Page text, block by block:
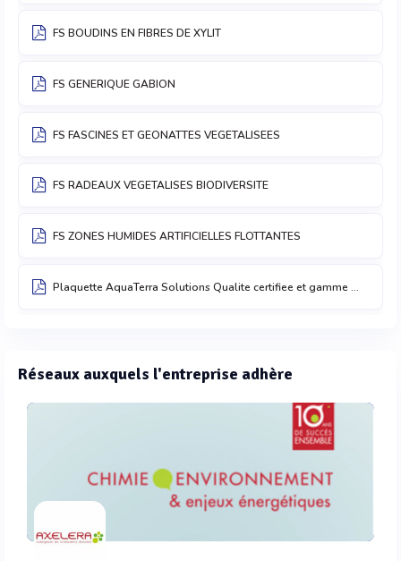
FS BOUDINS EN FIBRES DE XYLIT
FS GENERIQUE GABION
FS FASCINES ET GEONATTES VEGETALISEES
FS RADEAUX VEGETALISES BIODIVERSITE
FS ZONES HUMIDES ARTIFICIELLES FLOTTANTES
Plaquette AquaTerra Solutions Qualite certifiee et gamme de solutions
Réseaux auxquels l'entreprise adhère